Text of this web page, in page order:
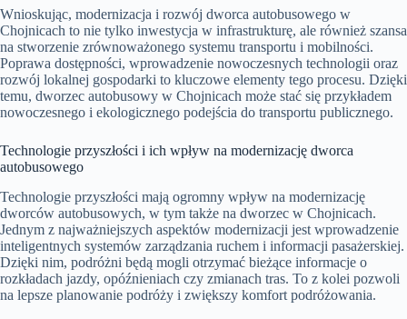
Wnioskując, modernizacja i rozwój dworca autobusowego w
Chojnicach to nie tylko inwestycja w infrastrukturę, ale również szansa
na stworzenie zrównoważonego systemu transportu i mobilności.
Poprawa dostępności, wprowadzenie nowoczesnych technologii oraz
rozwój lokalnej gospodarki to kluczowe elementy tego procesu. Dzięki
temu, dworzec autobusowy w Chojnicach może stać się przykładem
nowoczesnego i ekologicznego podejścia do transportu publicznego.
Technologie przyszłości i ich wpływ na modernizację dworca
autobusowego
Technologie przyszłości mają ogromny wpływ na modernizację
dworców autobusowych, w tym także na dworzec w Chojnicach.
Jednym z najważniejszych aspektów modernizacji jest wprowadzenie
inteligentnych systemów zarządzania ruchem i informacji pasażerskiej.
Dzięki nim, podróżni będą mogli otrzymać bieżące informacje o
rozkładach jazdy, opóźnieniach czy zmianach tras. To z kolei pozwoli
na lepsze planowanie podróży i zwiększy komfort podróżowania.